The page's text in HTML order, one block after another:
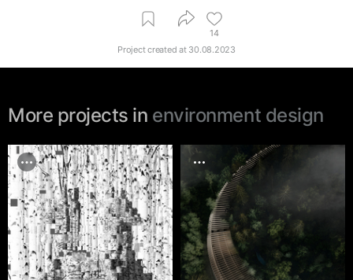
14
Project created at 30.08.2023
More projects in environment design